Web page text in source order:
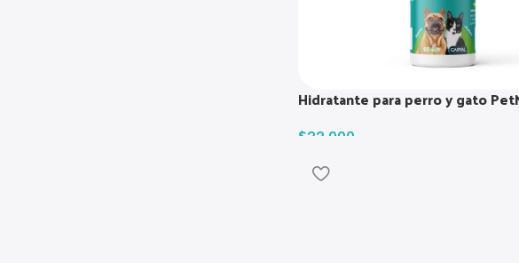
Hidratante para perro y gato
$22.000